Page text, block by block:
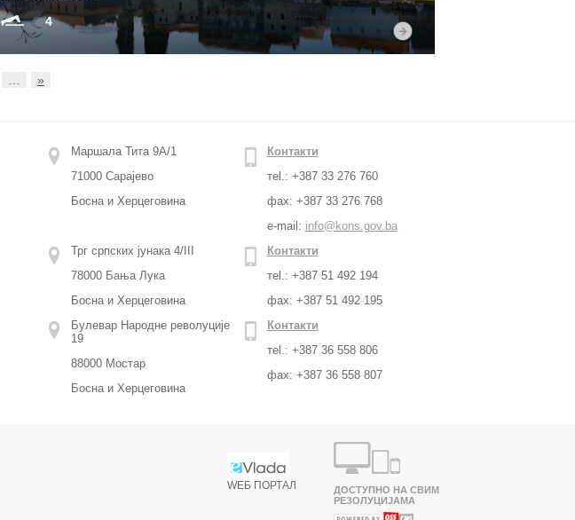
4
»
Маршала Тита 9А/1
71000 Сарајево
Босна и Херцеговина
Контакти
тel.: +387 33 276 760
фax: +387 33 276 768
e-mail: info@kons.gov.ba
Трг српских јунака 4/III
78000 Бања Лука
Босна и Херцеговина
Контакти
тel.: +387 51 492 194
фax: +387 51 492 195
Булевар Народне револуције
19
88000 Мостар
Босна и Херцеговина
Контакти
тel.: +387 36 558 806
фax: +387 36 558 807
WЕБ ПОРТАЛ
ДОСТУПНО НА СВИМ
РЕЗОЛУЦИЈАМА